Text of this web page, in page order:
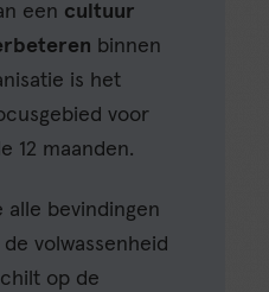
een cultuur
binnen
is het
voor
12 maanden.
alle bevindingen
volwassenheid
op de